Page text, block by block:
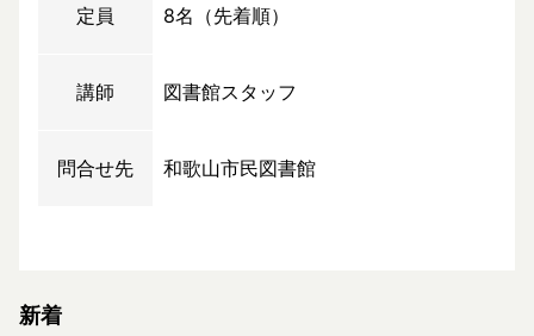
定員 8名（先着順）
講師 図書館スタッフ
問合せ先 和歌山市民図書館
新着